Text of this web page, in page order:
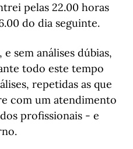
pelas 22.00 horas
do dia seguinte.
sem análises dúbias,
todo este tempo
repetidas as que
com um atendimento
profissionais - e